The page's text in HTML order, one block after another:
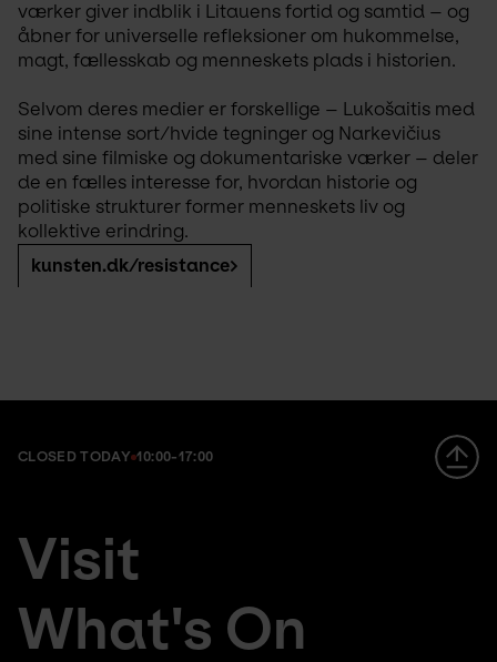
værker giver indblik i Litauens fortid og samtid – og
åbner for universelle refleksioner om hukommelse,
magt, fællesskab og menneskets plads i historien.
Selvom deres medier er forskellige – Lukošaitis med
sine intense sort/hvide tegninger og Narkevičius
med sine filmiske og dokumentariske værker – deler
de en fælles interesse for, hvordan historie og
politiske strukturer former menneskets liv og
kollektive erindring.
kunsten.dk/resistance
CLOSED TODAY 10:00-17:00
Footer
large
menu
Visit
What's On